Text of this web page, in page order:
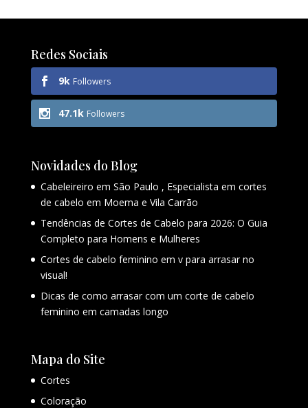
Redes Sociais
9k Followers
47.1k Followers
Novidades do Blog
Cabeleireiro em São Paulo , Especialista em cortes
de cabelo em Moema e Vila Carrão
Tendências de Cortes de Cabelo para 2026: O Guia
Completo para Homens e Mulheres
Cortes de cabelo feminino em v para arrasar no
visual!
Dicas de como arrasar com um corte de cabelo
feminino em camadas longo
Mapa do Site
Cortes
Coloração